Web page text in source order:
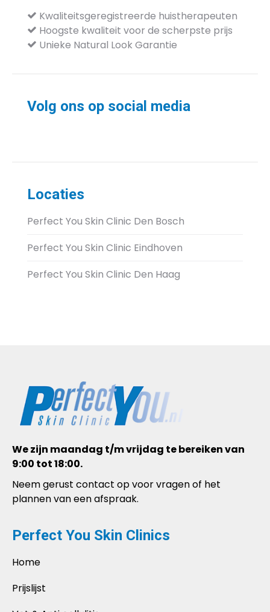
Kwaliteitsgeregistreerde huistherapeuten
Hoogste kwaliteit voor de scherpste prijs
Unieke Natural Look Garantie
Volg ons op social media
Locaties
Perfect You Skin Clinic Den Bosch
Perfect You Skin Clinic Eindhoven
Perfect You Skin Clinic Den Haag
We zijn maandag t/m vrijdag te bereiken van
9:00 tot 18:00.
Neem gerust contact op voor vragen of het
plannen van een afspraak.
Perfect You Skin Clinics
Home
Prijslijst